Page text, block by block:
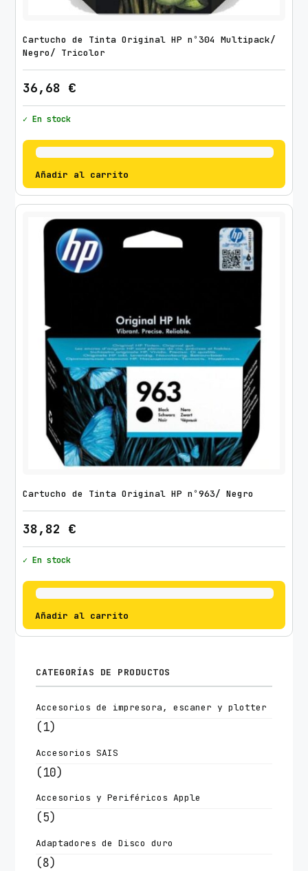
Cartucho de Tinta Original HP nº304 Multipack/
Negro/ Tricolor
36,68 €
✓ En stock
Añadir al carrito
Cartucho de Tinta Original HP nº963/ Negro
38,82 €
✓ En stock
Añadir al carrito
CATEGORÍAS DE PRODUCTOS
Accesorios de impresora, escaner y plotter
(1)
Accesorios SAIS
(10)
Accesorios y Periféricos Apple
(5)
Adaptadores de Disco duro
(8)